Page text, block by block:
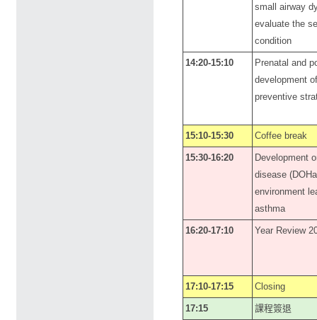
small airway
evaluate the
condition
14:20-15:10
Prenatal and
development
preventive
15:10-15:30 Coffee break
15:30-16:20
Development
disease
environment
asthma
16:20-17:10 Year Review
17:10-17:15 Closing
17:15 課程簽退